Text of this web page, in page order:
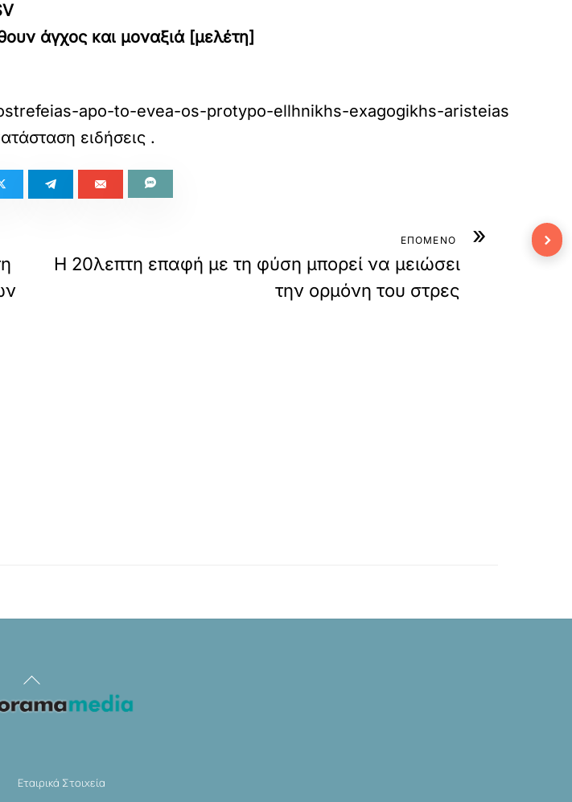
άγχος και μοναξιά [μελέτη]
apo-to-evea-os-protypo-ellhnikhs-exagogikhs-aristeias
ειδήσεις .
»
ΕΠΟΜΕΝΟ
Η 20λεπτη επαφή με τη φύση μπορεί να μειώσει
την ορμόνη του στρες
Back
To
Εταιρικά Στοιχεία
›